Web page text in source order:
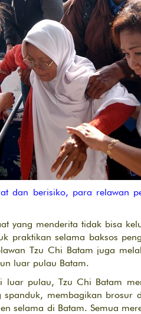
dan berisiko, para relawan
yang menderita tidak bisa
praktikan selama baksos
Tzu Chi Batam juga
luar pulau Batam.
luar pulau, Tzu Chi Batam
spanduk, membagikan
selama di Batam. Semua